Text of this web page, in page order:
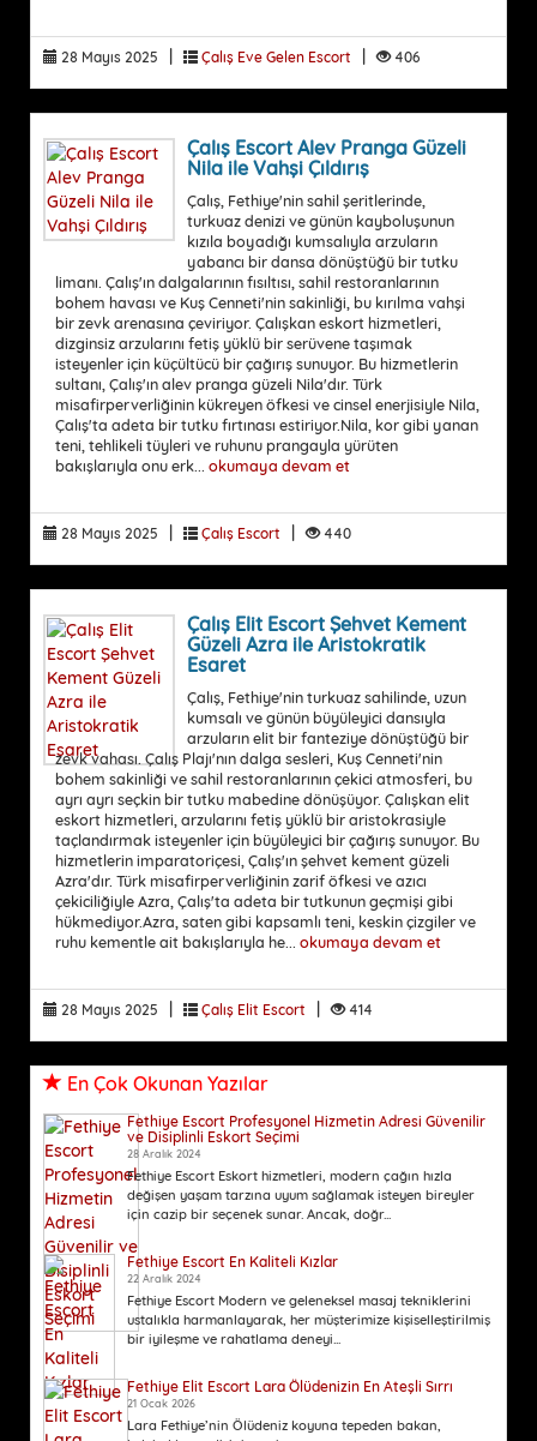
28 Mayıs 2025 | Çalış Eve Gelen Escort | 406
Çalış Escort Alev Pranga Güzeli
Nila ile Vahşi Çıldırış
Çalış, Fethiye'nin sahil şeritlerinde,
turkuaz denizi ve günün kayboluşunun
kızıla boyadığı kumsalıyla arzuların
yabancı bir dansa dönüştüğü bir tutku
limanı. Çalış'ın dalgalarının fısıltısı, sahil restoranlarının
bohem havası ve Kuş Cenneti'nin sakinliği, bu kırılma vahşi
bir zevk arenasına çeviriyor. Çalışkan eskort hizmetleri,
dizginsiz arzularını fetiş yüklü bir serüvene taşımak
isteyenler için küçültücü bir çağırış sunuyor. Bu hizmetlerin
sultanı, Çalış'ın alev pranga güzeli Nila'dır. Türk
misafirperverliğinin kükreyen öfkesi ve cinsel enerjisiyle Nila,
Çalış'ta adeta bir tutku fırtınası estiriyor.Nila, kor gibi yanan
teni, tehlikeli tüyleri ve ruhunu prangayla yürüten
bakışlarıyla onu erk... okumaya devam et
28 Mayıs 2025 | Çalış Escort | 440
Çalış Elit Escort Şehvet Kement
Güzeli Azra ile Aristokratik
Esaret
Çalış, Fethiye'nin turkuaz sahilinde, uzun
kumsalı ve günün büyüleyici dansıyla
arzuların elit bir fanteziye dönüştüğü bir
zevk vahası. Çalış Plajı'nın dalga sesleri, Kuş Cenneti'nin
bohem sakinliği ve sahil restoranlarının çekici atmosferi, bu
ayrı ayrı seçkin bir tutku mabedine dönüşüyor. Çalışkan elit
eskort hizmetleri, arzularını fetiş yüklü bir aristokrasiyle
taçlandırmak isteyenler için büyüleyici bir çağırış sunuyor. Bu
hizmetlerin imparatoriçesi, Çalış'ın şehvet kement güzeli
Azra'dır. Türk misafirperverliğinin zarif öfkesi ve azıcı
çekiciliğiyle Azra, Çalış'ta adeta bir tutkunun geçmişi gibi
hükmediyor.Azra, saten gibi kapsamlı teni, keskin çizgiler ve
ruhu kementle ait bakışlarıyla he... okumaya devam et
28 Mayıs 2025 | Çalış Elit Escort | 414
En Çok Okunan Yazılar
Fethiye Escort Profesyonel Hizmetin Adresi Güvenilir
ve Disiplinli Eskort Seçimi
28 Aralık 2024
Fethiye Escort Eskort hizmetleri, modern çağın hızla
değişen yaşam tarzına uyum sağlamak isteyen bireyler
için cazip bir seçenek sunar. Ancak, doğr...
Fethiye Escort En Kaliteli Kızlar
22 Aralık 2024
Fethiye Escort Modern ve geleneksel masaj tekniklerini
ustalıkla harmanlayarak, her müşterimize kişiselleştirilmiş
bir iyileşme ve rahatlama deneyi...
Fethiye Elit Escort Lara Ölüdenizin En Ateşli Sırrı
21 Ocak 2026
Lara Fethiye’nin Ölüdeniz koyuna tepeden bakan,